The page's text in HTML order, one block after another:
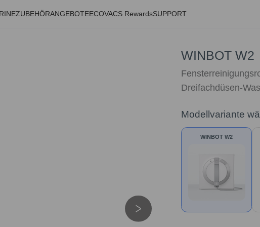
ZUBEHÖRANGEBOTEECOVACS RewardsSUPPORT
WINBOT W2
Dreifachdüsen-
Modellvariante
WINBOT W2